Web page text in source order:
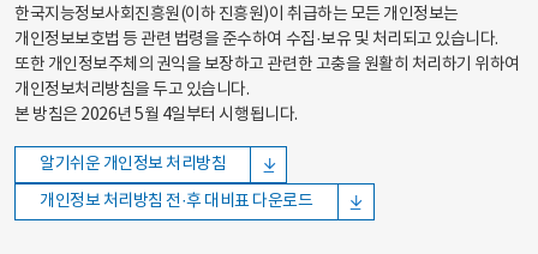
한국지능정보사회진흥원(이하 진흥원)이 취급하는 모든 개인정보는
개인정보보호법 등 관련 법령을 준수하여 수집·보유 및 처리되고 있습니다.
또한 개인정보주체의 권익을 보장하고 관련한 고충을 원활히 처리하기 위하여
개인정보처리방침을 두고 있습니다.
본 방침은 2026년 5월 4일부터 시행됩니다.
알기쉬운 개인정보 처리방침
개인정보 처리방침 전·후 대비표 다운로드